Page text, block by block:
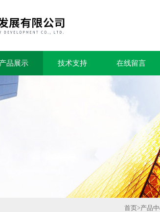
产品展示 技术支持 在线留言
首页>产品